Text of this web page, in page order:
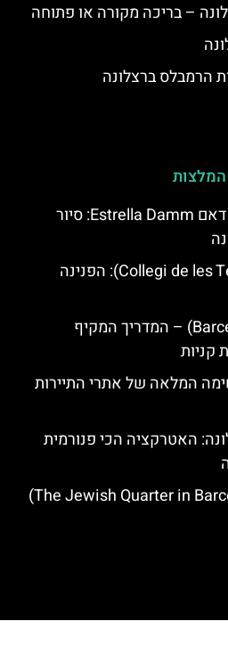
– בריכה מקורה או פתוחה
הרמבלס ברצלונה
המלצות
מבשלת בירה אסטרייה דאם Estrella Damm: סיור
קולג' תרזה (Collegi de les Teresianes): הפנינה
קניות בברצלונה (Barcelona) – המדריך המקיף
קניות
המלאה של אתרי התיירות
האטרקציה הכי פנורמית
הרובע היהודי – (The Jewish Quarter in Barcelona)